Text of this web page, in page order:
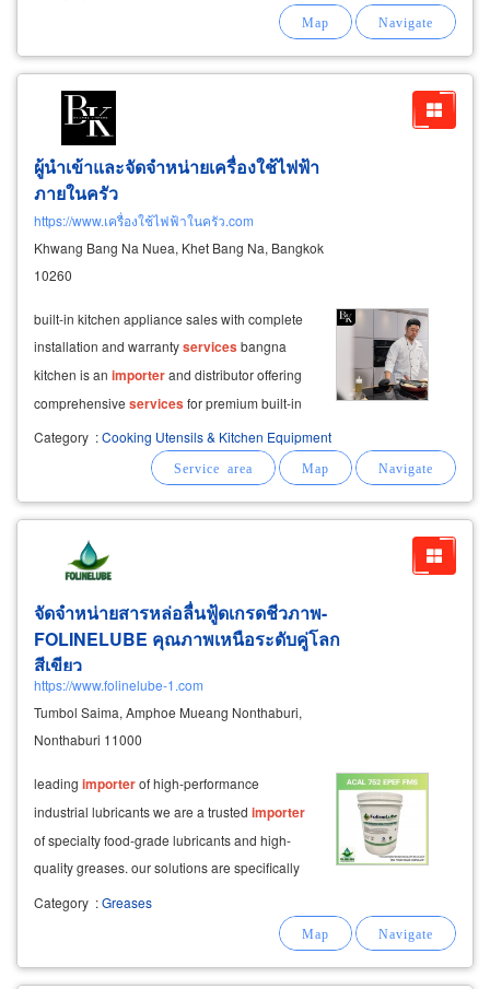
ทุกตู้คอนเทนเนอร์ได้ด้วยตัวเองผ่านหน้าเว็บไซต์
ผู้นำเข้าและจัดจำหน่ายเครื่องใช้ไฟฟ้า
ภายในครัว
https://www.เครื่องใช้ไฟฟ้าในครัว.com
Khwang Bang Na Nuea, Khet Bang Na, Bangkok
10260
built-in kitchen appliance sales with complete
installation and warrantyservicesbangna
kitchen is an importerand distributor offering
comprehensive servicesfor premium built-in
kitchen appliances. we carefully select leading
brand-name products that meet world-class
standards, delivering excellent
Category :Cooking Utensils & Kitchen Equipment
จัดจำหน่ายสารหล่อลื่นฟู้ดเกรดชีวภาพ-
FOLINELUBE คุณภาพเหนือระดับคู่โลก
สีเขียว
https://www.folinelube-1.com
Tumbol Saima, Amphoe Mueang Nonthaburi,
Nonthaburi 11000
leading importerof high-performance
industrial lubricants we are a trusted importer
of specialty food-grade lubricants and high-
quality greases. our solutions are specifically
designed to meet the rigorous demands of
machinery and production equipment across
Category :Greases